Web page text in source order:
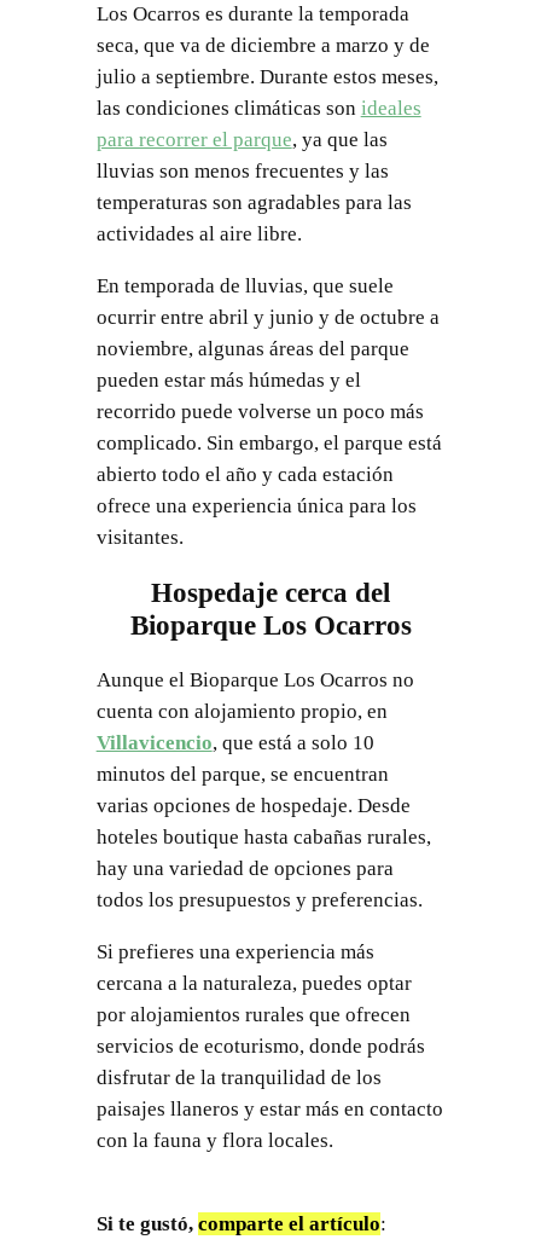
Los Ocarros es durante la temporada
seca, que va de diciembre a marzo y de
julio a septiembre. Durante estos meses,
las condiciones climáticas son ideales
para recorrer el parque, ya que las
lluvias son menos frecuentes y las
temperaturas son agradables para las
actividades al aire libre.
En temporada de lluvias, que suele
ocurrir entre abril y junio y de octubre a
noviembre, algunas áreas del parque
pueden estar más húmedas y el
recorrido puede volverse un poco más
complicado. Sin embargo, el parque está
abierto todo el año y cada estación
ofrece una experiencia única para los
visitantes.
Hospedaje cerca del
Bioparque Los Ocarros
Aunque el Bioparque Los Ocarros no
cuenta con alojamiento propio, en
Villavicencio, que está a solo 10
minutos del parque, se encuentran
varias opciones de hospedaje. Desde
hoteles boutique hasta cabañas rurales,
hay una variedad de opciones para
todos los presupuestos y preferencias.
Si prefieres una experiencia más
cercana a la naturaleza, puedes optar
por alojamientos rurales que ofrecen
servicios de ecoturismo, donde podrás
disfrutar de la tranquilidad de los
paisajes llaneros y estar más en contacto
con la fauna y flora locales.
Si te gustó, comparte el artículo: